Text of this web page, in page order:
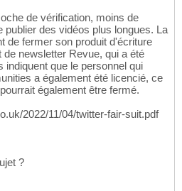
de vérification, moins de
publier des vidéos plus longues. La
de fermer son produit d'écriture
newsletter Revue, qui a été
que le personnel qui
a également été licencié, ce
également être fermé.
2022/11/04/twitter-fair-suit.pdf
?